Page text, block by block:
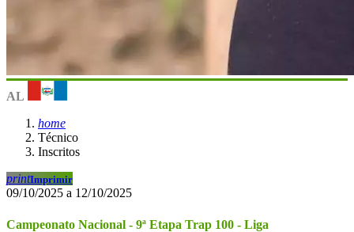
AL
home
Técnico
Inscritos
printImprimir
09/10/2025 a 12/10/2025
Campeonato Nacional - 9ª Etapa Trap 100 - Liga